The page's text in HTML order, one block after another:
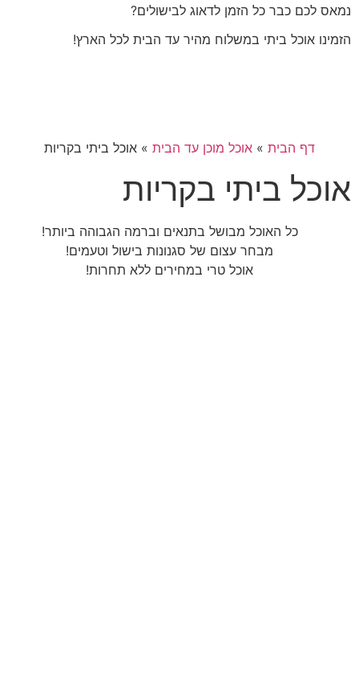
נמאס לכם כבר כל הזמן לדאוג לבישולים?
הזמינו אוכל ביתי במשלוח מהיר עד הבית לכל הארץ!
דף הבית » אוכל מוכן עד הבית » אוכל ביתי בקריות
אוכל ביתי בקריות
כל האוכל מבושל בתנאים וברמה הגבוהה ביותר!
מבחר עצום של סגנונות בישול וטעמים!
אוכל טרי במחירים ללא תחרות!